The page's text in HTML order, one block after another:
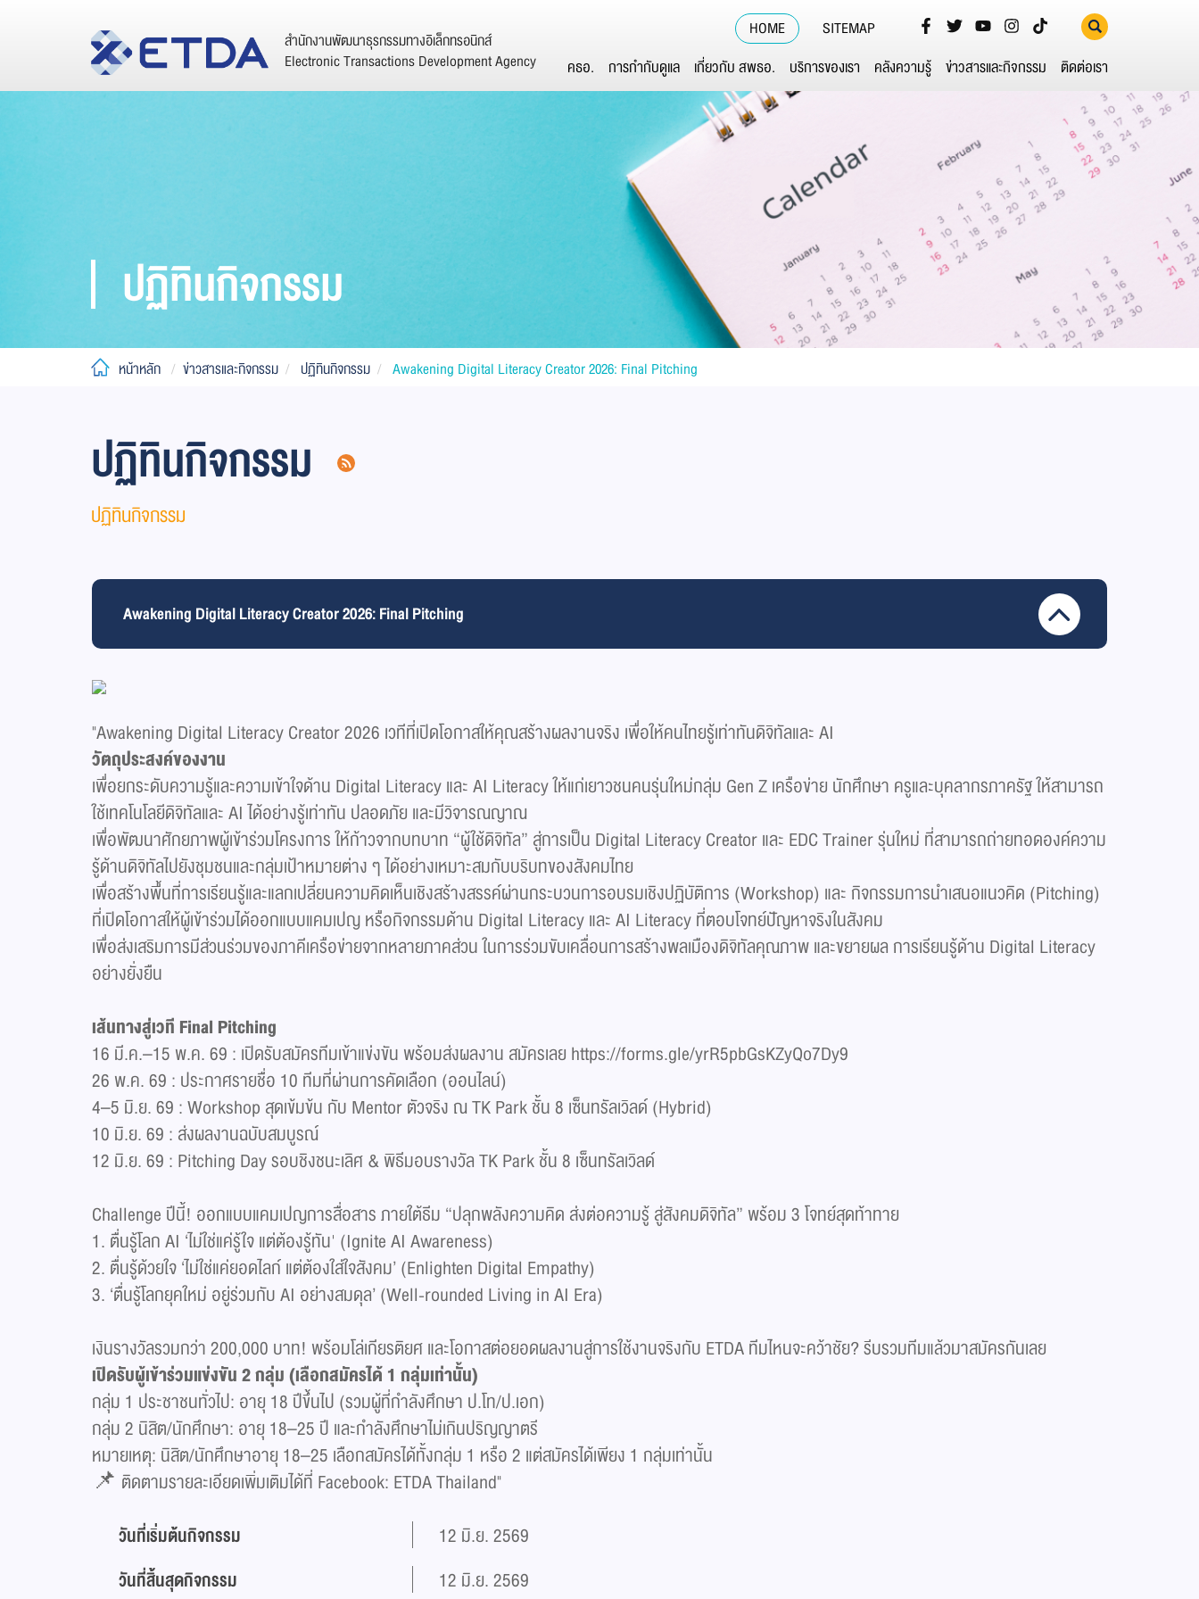
HOME SITEMAP
สำนักงานพัฒนาธุรกรรมทางอิเล็กทรอนิกส์
Electronic Transactions Development Agency
คธอ. การกำกับดูแล เกี่ยวกับ สพธอ. บริการของเรา คลังความรู้ ข่าวสารและกิจกรรม ติดต่อเรา
ปฏิทินกิจกรรม
หน้าหลัก ข่าวสารและกิจกรรม ปฏิทินกิจกรรม Awakening Digital Literacy Creator 2026: Final Pitching
ปฏิทินกิจกรรม
ปฏิทินกิจกรรม
Awakening Digital Literacy Creator 2026: Final Pitching
"Awakening Digital Literacy Creator 2026 เวทีที่เปิดโอกาสให้คุณสร้างผลงานจริง เพื่อให้คนไทยรู้เท่าทันดิจิทัลและ AI
วัตถุประสงค์ของงาน
เพื่อยกระดับความรู้และความเข้าใจด้าน Digital Literacy และ AI Literacy ให้แก่เยาวชนคนรุ่นใหม่กลุ่ม Gen Z เครือข่าย นักศึกษา ครูและบุคลากรภาครัฐ ให้สามารถ
ใช้เทคโนโลยีดิจิทัลและ AI ได้อย่างรู้เท่าทัน ปลอดภัย และมีวิจารณญาณ
เพื่อพัฒนาศักยภาพผู้เข้าร่วมโครงการ ให้ก้าวจากบทบาท “ผู้ใช้ดิจิทัล” สู่การเป็น Digital Literacy Creator และ EDC Trainer รุ่นใหม่ ที่สามารถถ่ายทอดองค์ความ
รู้ด้านดิจิทัลไปยังชุมชนและกลุ่มเป้าหมายต่าง ๆ ได้อย่างเหมาะสมกับบริบทของสังคมไทย
เพื่อสร้างพื้นที่การเรียนรู้และแลกเปลี่ยนความคิดเห็นเชิงสร้างสรรค์ผ่านกระบวนการอบรมเชิงปฏิบัติการ (Workshop) และ กิจกรรมการนําเสนอแนวคิด (Pitching)
ที่เปิดโอกาสให้ผู้เข้าร่วมได้ออกแบบแคมเปญ หรือกิจกรรมด้าน Digital Literacy และ AI Literacy ที่ตอบโจทย์ปัญหาจริงในสังคม
เพื่อส่งเสริมการมีส่วนร่วมของภาคีเครือข่ายจากหลายภาคส่วน ในการร่วมขับเคลื่อนการสร้างพลเมืองดิจิทัลคุณภาพ และขยายผล การเรียนรู้ด้าน Digital Literacy
อย่างยั่งยืน
เส้นทางสู่เวที Final Pitching​
16 มี.ค.–15 พ.ค. 69 : เปิดรับสมัครทีมเข้าแข่งขัน พร้อมส่งผลงาน สมัครเลย https://forms.gle/yrR5pbGsKZyQo7Dy9​
26 พ.ค. 69 : ประกาศรายชื่อ 10 ทีมที่ผ่านการคัดเลือก (ออนไลน์)​
4–5 มิ.ย. 69 : Workshop สุดเข้มข้น กับ Mentor ตัวจริง ณ TK Park ชั้น 8 เซ็นทรัลเวิลด์ (Hybrid)​
10 มิ.ย. 69 : ส่งผลงานฉบับสมบูรณ์​
12 มิ.ย. 69 : Pitching Day รอบชิงชนะเลิศ & พิธีมอบรางวัล TK Park ชั้น 8 เซ็นทรัลเวิลด์
Challenge ปีนี้! ออกแบบแคมเปญการสื่อสาร ภายใต้ธีม “ปลุกพลังความคิด ส่งต่อความรู้ สู่สังคมดิจิทัล” พร้อม 3 โจทย์สุดท้าทาย​
1. ตื่นรู้โลก AI ‘ไม่ใช่แค่รู้ใจ แต่ต้องรู้ทัน' (Ignite AI Awareness)​
2. ตื่นรู้ด้วยใจ ‘ไม่ใช่แค่ยอดไลก์ แต่ต้องใส่ใจสังคม’ (Enlighten Digital Empathy)​
3. ‘ตื่นรู้โลกยุคใหม่ อยู่ร่วมกับ AI อย่างสมดุล’ (Well-rounded Living in AI Era)​
เงินรางวัลรวมกว่า 200,000 บาท! พร้อมโล่เกียรติยศ และโอกาสต่อยอดผลงานสู่การใช้งานจริงกับ ETDA ทีมไหนจะคว้าชัย? รีบรวมทีมแล้วมาสมัครกันเลย​
เปิดรับผู้เข้าร่วมแข่งขัน 2 กลุ่ม (เลือกสมัครได้ 1 กลุ่มเท่านั้น)​
กลุ่ม 1 ประชาชนทั่วไป: อายุ 18 ปีขึ้นไป (รวมผู้ที่กำลังศึกษา ป.โท/ป.เอก)​
กลุ่ม 2 นิสิต/นักศึกษา: อายุ 18–25 ปี และกำลังศึกษาไม่เกินปริญญาตรี​ ​
หมายเหตุ: นิสิต/นักศึกษาอายุ 18–25 เลือกสมัครได้ทั้งกลุ่ม 1 หรือ 2 แต่สมัครได้เพียง 1 กลุ่มเท่านั้น
📌 ติดตามรายละเอียดเพิ่มเติมได้ที่ Facebook: ETDA Thailand"
วันที่เริ่มต้นกิจกรรม
12 มิ.ย. 2569
วันที่สิ้นสุดกิจกรรม
12 มิ.ย. 2569